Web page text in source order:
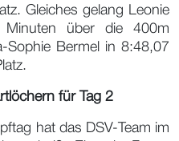
Gleiches gelang Leonie
über die 400m
Sophie Bermel in 8:48,07
für Tag 2
hat das DSV-Team im